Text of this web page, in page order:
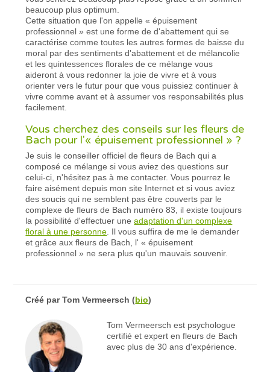
beaucoup plus optimum.
Cette situation que l'on appelle « épuisement
professionnel » est une forme de d'abattement qui se
caractérise comme toutes les autres formes de baisse du
moral par des sentiments d'abattement et de mélancolie
et les quintessences florales de ce mélange vous
aideront à vous redonner la joie de vivre et à vous
orienter vers le futur pour que vous puissiez continuer à
vivre comme avant et à assumer vos responsabilités plus
facilement.
Vous cherchez des conseils sur les fleurs de
Bach pour l'« épuisement professionnel » ?
Je suis le conseiller officiel de fleurs de Bach qui a
composé ce mélange si vous aviez des questions sur
celui-ci, n'hésitez pas à me contacter. Vous pourrez le
faire aisément depuis mon site Internet et si vous aviez
des soucis qui ne semblent pas être couverts par le
complexe de fleurs de Bach numéro 83, il existe toujours
la possibilité d'effectuer uneadaptation d'un complexe
floral à une personne . Il vous suffira de me le demander
et grâce aux fleurs de Bach, l' « épuisement
professionnel » ne sera plus qu'un mauvais souvenir.
Créé parTom Vermeersch (bio)
Tom Vermeersch est psychologue
certifié et expert en fleurs de Bach
avec plus de 30 ans d'expérience.